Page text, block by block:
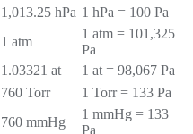
1,013.25 hPa 1 hPa = 100 Pa
1 atm
1 atm = 101,325
Pa
1.03321 at
1 at = 98,067 Pa
760 Torr
1 Torr = 133 Pa
760 mmHg
1 mmHg = 133
Pa